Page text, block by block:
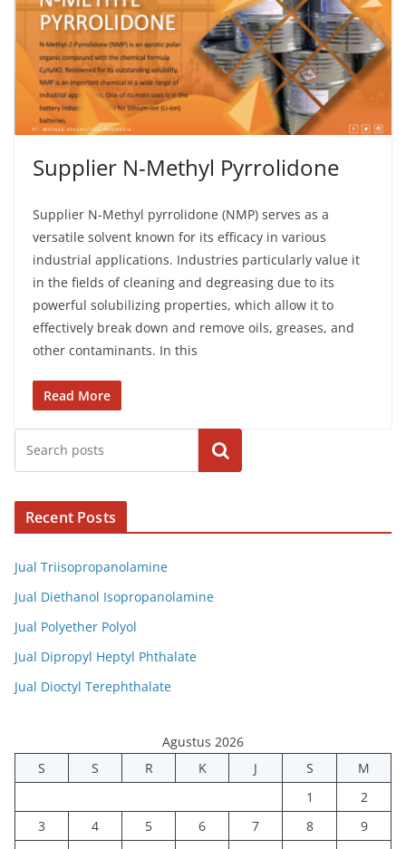
Supplier N-Methyl Pyrrolidone
Supplier N-Methyl pyrrolidone (NMP) serves as a
versatile solvent known for its efficacy in various
industrial applications. Industries particularly value it
in the fields of cleaning and degreasing due to its
powerful solubilizing properties, which allow it to
effectively break down and remove oils, greases, and
other contaminants. In this
Read More
Cari
Recent Posts
Jual Triisopropanolamine
Jual Diethanol Isopropanolamine
Jual Polyether Polyol
Jual Dipropyl Heptyl Phthalate
Jual Dioctyl Terephthalate
Agustus 2026
S
S R K J S
M
1
2
3
4 5 6 7 8
9